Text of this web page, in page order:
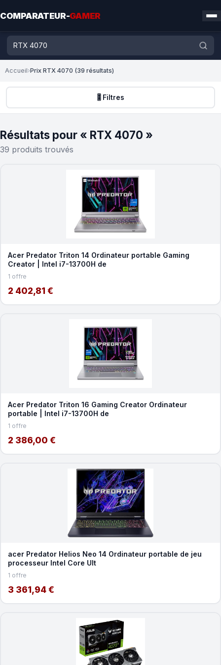
COMPARATEUR-GAMER
Accueil›Prix RTX 4070 (39 résultats)
🎚️ Filtres
Résultats pour « RTX 4070 »
39 produits trouvés
Acer Predator Triton 14 Ordinateur portable Gaming
Creator | Intel i7-13700H de
1 offre
2 402,81 €
Acer Predator Triton 16 Gaming Creator Ordinateur
portable | Intel i7-13700H de
1 offre
2 386,00 €
acer Predator Helios Neo 14 Ordinateur portable de jeu
processeur Intel Core Ult
1 offre
3 361,94 €